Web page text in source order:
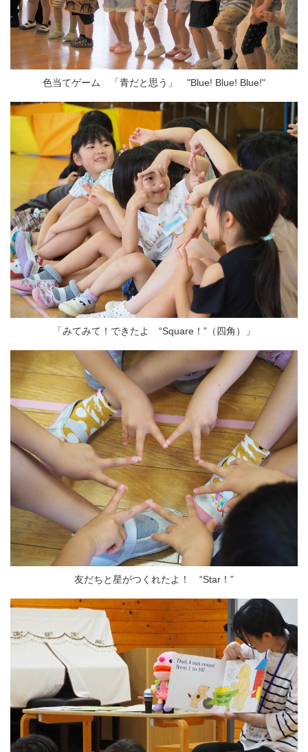
色当てゲーム 「青だと思う」 "Blue! Blue! Blue!"
「みてみて！できたよ “Square！”（四角）」
友だちと星がつくれたよ！ “Star！”